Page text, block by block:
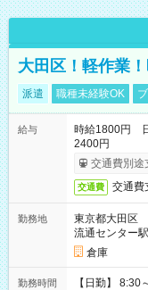
大田区！軽作業
派遣 職種未経験OK
給与
時給1800円
2400円
交通費別途
交通費 交通費
勤務地
東京都大田区
流通センター
倉庫
勤務時間 【日勤】 8:30